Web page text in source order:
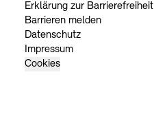
Erklärung zur Barrierefreiheit
Barrieren melden
Datenschutz
Impressum
Cookies